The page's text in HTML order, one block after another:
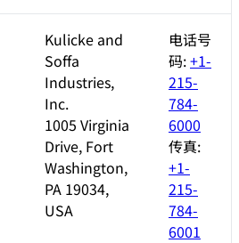
Kulicke and
Soffa
Industries,
Inc.
1005 Virginia
Drive, Fort
Washington,
PA 19034,
USA
电话号
码:+1-
215-
784-
6000
传真:
+1-
215-
784-
6001